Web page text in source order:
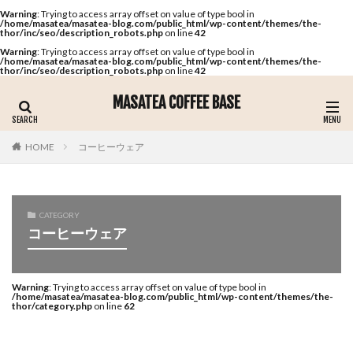
Warning: Trying to access array offset on value of type bool in
/home/masatea/masatea-blog.com/public_html/wp-content/themes/the-
thor/inc/seo/description_robots.php on line42
Warning: Trying to access array offset on value of type bool in
/home/masatea/masatea-blog.com/public_html/wp-content/themes/the-
thor/inc/seo/description_robots.php on line42
MASATEA COFFEE BASE
HOME コーヒーウェア
CATEGORY
コーヒーウェア
Warning: Trying to access array offset on value of type bool in
/home/masatea/masatea-blog.com/public_html/wp-content/themes/the-
thor/category.php on line 62